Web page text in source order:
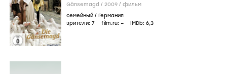
Gänsemagd / 2009 / фильм
семейный / Германия
зрители: 7 film.ru: – IMDb: 6,3